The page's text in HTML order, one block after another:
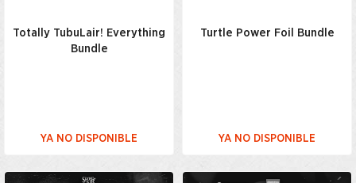
Totally TubuLair! Everything
Bundle
YA NO DISPONIBLE
Turtle Power Foil Bundle
YA NO DISPONIBLE